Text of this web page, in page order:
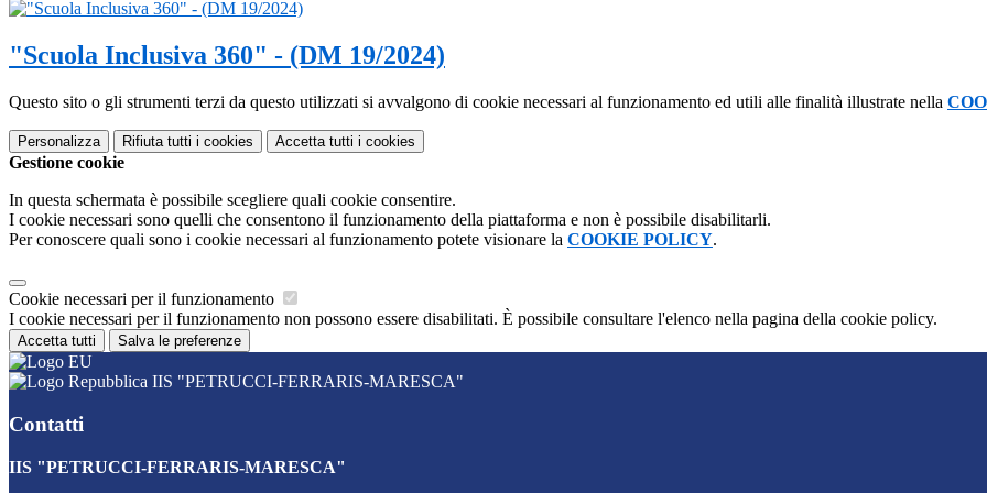
"Scuola Inclusiva 360" - (DM 19/2024)
Questo sito o gli strumenti terzi da questo utilizzati si avvalgono di cookie necessari al funzionamento ed utili alle finalità illustrate nella
Personalizza Rifiuta tutti i cookies Accetta tutti i cookies
Gestione cookie
In questa schermata è possibile scegliere quali cookie consentire.
I cookie necessari sono quelli che consentono il funzionamento della piattaforma e non è possibile disabilitarli.
Per conoscere quali sono i cookie necessari al funzionamento potete visionare la COOKIE POLICY.
Cookie necessari per il funzionamento
I cookie necessari per il funzionamento non possono essere disabilitati. È possibile consultare l'elenco nella pagina della cookie policy.
Accetta tutti Salva le preferenze
IIS "PETRUCCI-FERRARIS-MARESCA"
Contatti
IIS "PETRUCCI-FERRARIS-MARESCA"